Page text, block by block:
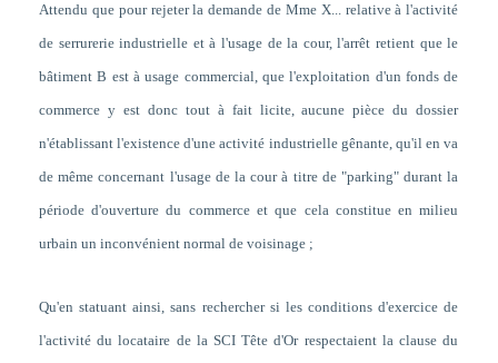
Attendu que pour rejeter la demande de Mme X... relative à l'activité
de serrurerie industrielle et à l'usage de la cour, l'arrêt retient que le
bâtiment B est à usage commercial, que l'exploitation d'un fonds de
commerce y est donc tout à fait licite, aucune pièce du dossier
n'établissant l'existence d'une activité industrielle gênante, qu'il en va
de même concernant l'usage de la cour à titre de "parking" durant la
période d'ouverture du commerce et que cela constitue en milieu
urbain un inconvénient normal de voisinage ;
Qu'en statuant ainsi, sans rechercher si les conditions d'exercice de
l'activité du locataire de la SCI Tête d'Or respectaient la clause du